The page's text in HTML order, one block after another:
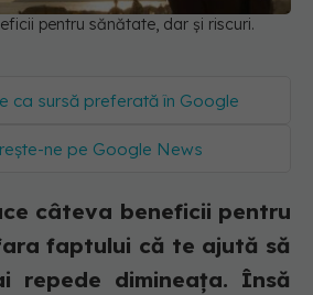
pentru sănătate, dar și riscuri.
ca sursă preferată în Google
ne pe Google News
câteva beneficii pentru
faptului că te ajută să
repede dimineața. Însă